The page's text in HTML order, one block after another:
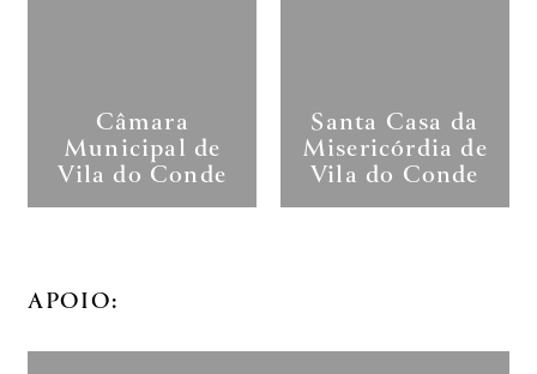
Câmara
Municipal de
Vila do Conde
Santa Casa da
Misericórdia de
Vila do Conde
APOIO: